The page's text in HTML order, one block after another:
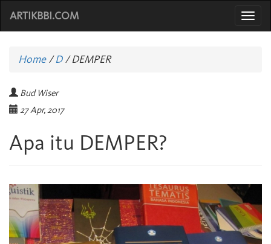
ARTIKBBI.COM
Home/D /DEMPER
Bud Wiser
27 Apr, 2017
Apa itu DEMPER?